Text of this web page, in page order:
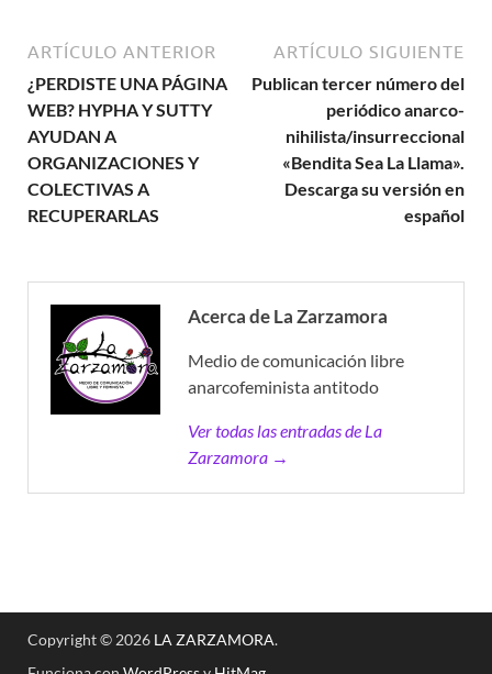
ARTÍCULO ANTERIOR
¿PERDISTE UNA PÁGINA
WEB? HYPHA Y SUTTY
AYUDAN A
ORGANIZACIONES Y
COLECTIVAS A
RECUPERARLAS
ARTÍCULO SIGUIENTE
Publican tercer número del
periódico anarco-
nihilista/insurreccional
«Bendita Sea La Llama».
Descarga su versión en
español
Acerca de La Zarzamora
Medio de comunicación libre
anarcofeminista antitodo
Ver todas las entradas de La
Zarzamora →
Copyright © 2026 LA ZARZAMORA.